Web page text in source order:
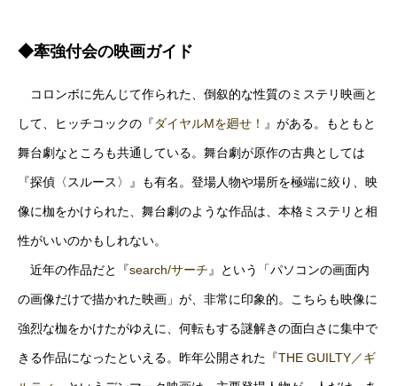
◆牽強付会の映画ガイド
コロンボに先んじて作られた、倒叙的な性質のミステリ映画と
して、ヒッチコックの『ダイヤルMを廻せ！ 』がある。もともと
舞台劇なところも共通している。舞台劇が原作の古典としては
『探偵〈スルース〉』も有名。登場人物や場所を極端に絞り、映
像に枷をかけられた、舞台劇のような作品は、本格ミステリと相
性がいいのかもしれない。
近年の作品だと『search/サーチ 』という「パソコンの画面内
の画像だけで描かれた映画」が、非常に印象的。こちらも映像に
強烈な枷をかけたがゆえに、何転もする謎解きの面白さに集中で
きる作品になったといえる。昨年公開された『THE GUILTY／ギ